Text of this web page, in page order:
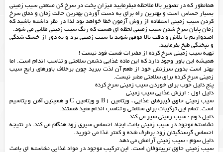
همانطور که در تصویر بالا ملاحظه میفرمایید میزان پخت در سرخ کن صنعتی سیب زمینی
بسیار حساس است و بهترین راه برای به دست آوردن بهترین حالت زمان و دمای سرخ
کردن سیب زمینی استفاده از روش آزمون خطا خواهد بود لذا در نظر داشته باشید که
زمان پایان سرخ شدن سیب زمینی لحظه ای هست که رنگ سیب زمینی طلایی می شود.
امیدواریم با تلاش و دقت بالا موفق شوید تا سیب زمینی ترد و به دور از خشک شدگی
و نپختگی طبخ بفرمایید.
تهیه سیب زمینی سرخ کرده از مضرات فست فود نیست !
همیشه این باور وجود دارد که این ماده غذایی دشمن سلامتی و تناسب اندام است. اما
بهتر است بدون سرزنش خود از طعم آن لذت ببرید چون برخلاف باورهای رایج سیب
زمینی سرخ کرده برای سلامتی مضر نیست.
پنج دلیل خوب برای خوردن سیب زمینی سرخ کرده
دلیل اول : ارزش غذایی سیب زمینی
سیب زمینی حاوی فیبرهای غذایی ، ویتامین B1 و ویتامین C و همچنین آهن و پتاسیم
است. تمام این ترکیبات برای سلامتی و تناسب اندام مفید هستند.
دلیل دوم : سیب زمینی سیر می کند
نشاسته موجود در سیب زمینی باعث ایجاد احساس سیری زود هنگام می کند. در نتیجه
احساس گرسنگیتان زود برطرف شده و کمتر غذا می خورید.
دلیل سوم : سیب زمینی آرامش می دهد
سیب زمینی حاوی تریپتوفان است. این ترکیب موجود در مواد غذایی نشاسته ای باعث